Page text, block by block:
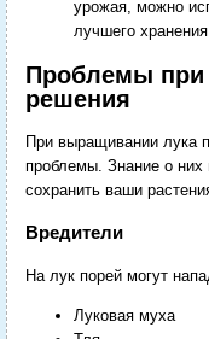
урожая, можно
лучшего хранения.
Проблемы
решения
При выращивании лука
проблемы. Знание о них
сохранить ваши
Вредители
На лук порей могут
Луковая муха